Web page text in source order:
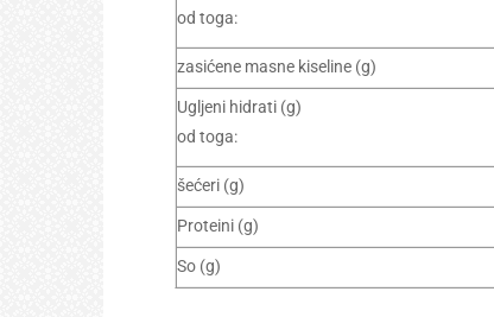
od toga:
zasićene masne kiseline (g)
Ugljeni hidrati (g)
od toga:
šećeri (g)
Proteini (g)
So (g)